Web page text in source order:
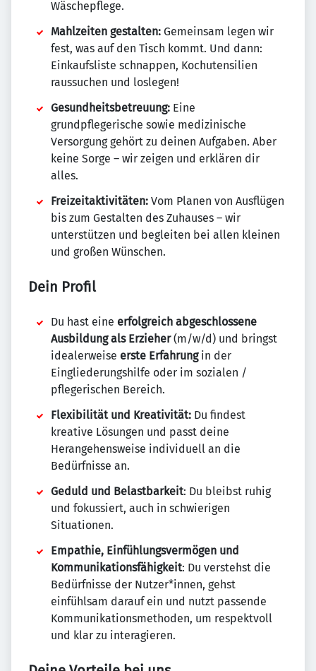
Wäschepflege.
Mahlzeiten gestalten: Gemeinsam legen wir
fest, was auf den Tisch kommt. Und dann:
Einkaufsliste schnappen, Kochutensilien
raussuchen und loslegen!
Gesundheitsbetreuung: Eine
grundpflegerische sowie medizinische
Versorgung gehört zu deinen Aufgaben. Aber
keine Sorge – wir zeigen und erklären dir
alles.
Freizeitaktivitäten: Vom Planen von Ausflügen
bis zum Gestalten des Zuhauses – wir
unterstützen und begleiten bei allen kleinen
und großen Wünschen.
Dein Profil
Du hast eine erfolgreich abgeschlossene
Ausbildung als Erzieher(m/w/d) und bringst
idealerweise erste Erfahrung in der
Eingliederungshilfe oder im sozialen /
pflegerischen Bereich.
Flexibilität und Kreativität: Du findest
kreative Lösungen und passt deine
Herangehensweise individuell an die
Bedürfnisse an.
Geduld und Belastbarkeit: Du bleibst ruhig
und fokussiert, auch in schwierigen
Situationen.
Empathie, Einfühlungsvermögen und
Kommunikationsfähigkeit: Du verstehst die
Bedürfnisse der Nutzer*innen, gehst
einfühlsam darauf ein und nutzt passende
Kommunikationsmethoden, um respektvoll
und klar zu interagieren.